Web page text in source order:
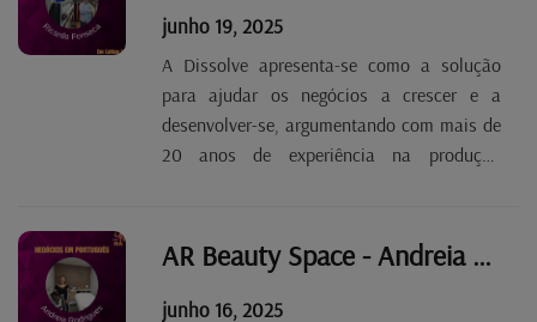
junho 19, 2025
A Dissolve apresenta-se como a solução
para ajudar os negócios a crescer e a
desenvolver-se, argumentando com mais de
20 anos de experiência na produção
autonomia permite-lhe levar a cabo um
projeto desde a fase da...
AR Beauty Space - Andreia Rodrigues Tp. 2 Ep. 79
junho 16, 2025